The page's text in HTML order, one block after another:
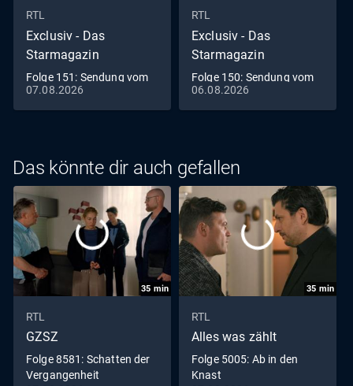
RTL
Exclusiv - Das
Starmagazin
Folge 151: Sendung vom
07.08.2026
07.08.2026
RTL
Exclusiv - Das
Starmagazin
Folge 150: Sendung vom
06.08.2026
06.08.2026
Das könnte dir auch gefallen
35 min
RTL
GZSZ
Folge 8581: Schatten der
Vergangenheit
35 min
RTL
Alles was zählt
Folge 5005: Ab in den
Knast